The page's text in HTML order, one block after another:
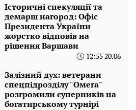
Історичні спекуляції та
демарш нагород: Офіс
Президента України
жорстко відповів на
рішення Варшави
12:55 20.06
Залізний дух: ветерани
спецпідрозділу "Омега"
розгромили суперників на
богатирському турнірі